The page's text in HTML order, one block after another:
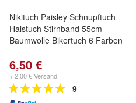
Nikituch Paisley Schnupftuch
Halstuch Stirnband 55cm
Baumwolle Bikertuch 6 Farben
6,50 €
+ 2,00 € Versand
9